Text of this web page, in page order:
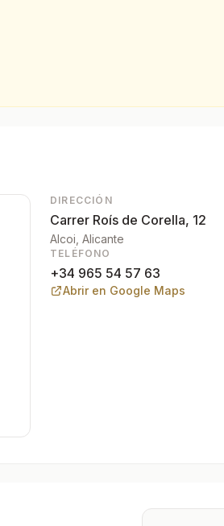
DIRECCIÓN
Carrer Roís de Corella, 12
Alcoi , Alicante
TELÉFONO
+34 965 54 57 63
Abrir en Google Maps